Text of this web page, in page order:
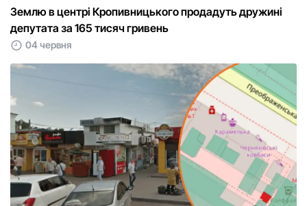
Землю в центрі Кропивницького продадуть дружині
депутата за 165 тисяч гривень
04 червня